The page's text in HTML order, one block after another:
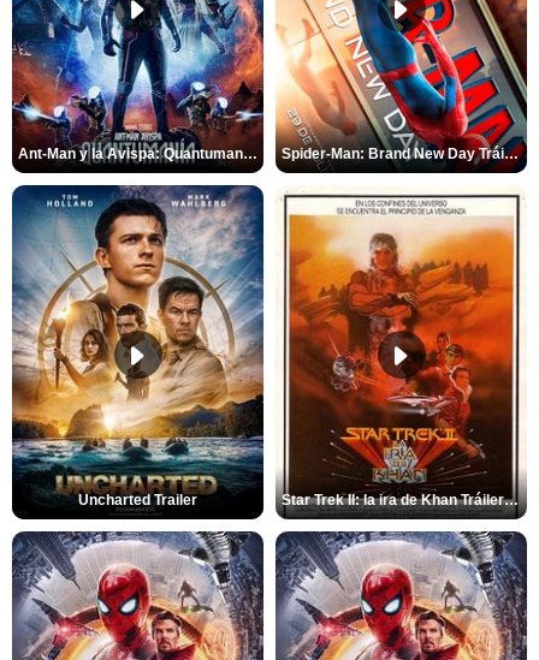
Ant-Man y la Avispa: Quantumanía Tráiler (2) Spider-Man: Brand New Day Tráiler (3)
Uncharted Trailer Star Trek II: la ira de Khan Tráiler VO